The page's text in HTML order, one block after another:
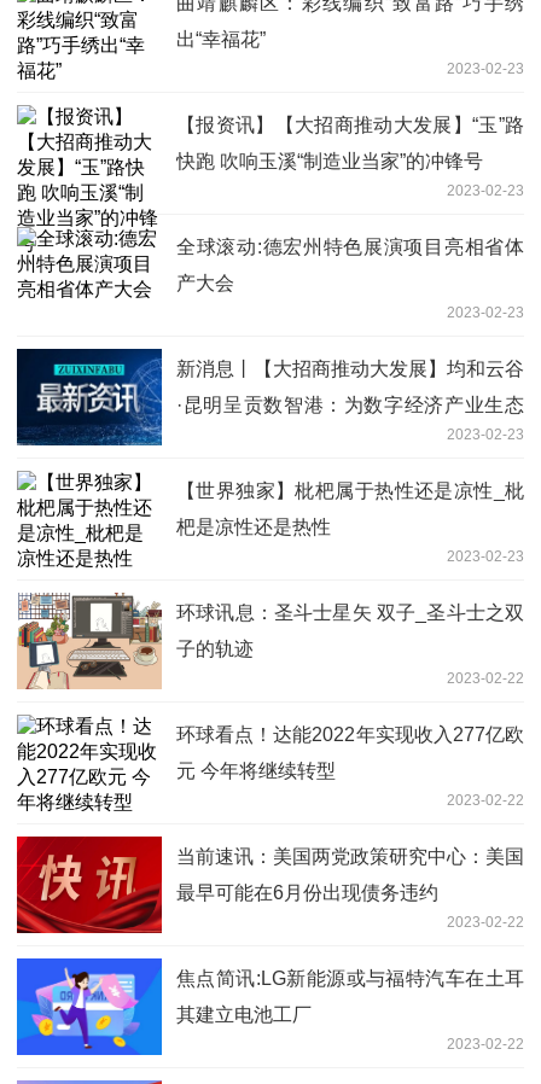
出“幸福花”
2023-02-23
【报资讯】【大招商推动大发展】“玉”路
快跑 吹响玉溪“制造业当家”的冲锋号
2023-02-23
全球滚动:德宏州特色展演项目亮相省体
产大会
2023-02-23
新消息丨【大招商推动大发展】均和云谷
·昆明呈贡数智港：为数字经济产业生态
2023-02-23
【世界独家】枇杷属于热性还是凉性_枇
杷是凉性还是热性
2023-02-23
环球讯息：圣斗士星矢 双子_圣斗士之双
子的轨迹
2023-02-22
环球看点！达能2022年实现收入277亿欧
元 今年将继续转型
2023-02-22
当前速讯：美国两党政策研究中心：美国
最早可能在6月份出现债务违约
2023-02-22
焦点简讯:LG新能源或与福特汽车在土耳
其建立电池工厂
2023-02-22